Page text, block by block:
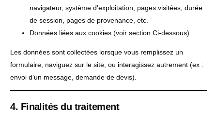
navigateur, système d’exploitation, pages visitées, durée
de session, pages de provenance, etc.
Données liées aux cookies (voir section Ci-dessous).
Les données sont collectées lorsque vous remplissez un
formulaire, naviguez sur le site, ou interagissez autrement (ex :
envoi d’un message, demande de devis).
4. Finalités du traitement